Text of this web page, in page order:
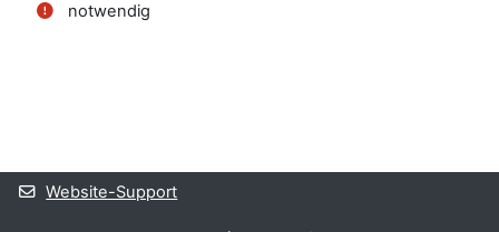
notwendig
Website-Support